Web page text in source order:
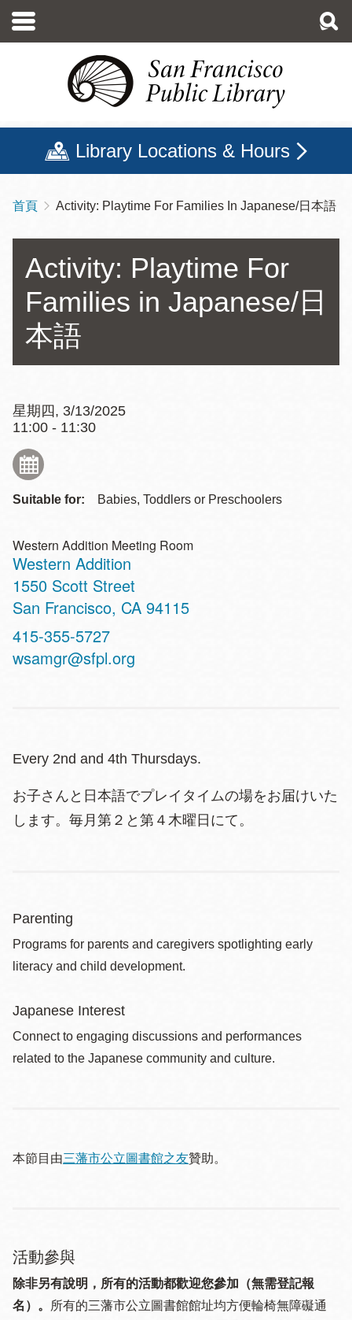
至
Library Locations & Hours
導
航
連
結
首頁 Activity: Playtime For Families In Japanese/日本語
Activity: Playtime For
Families in Japanese/日
本語
星期四, 3/13/2025
11:00 - 11:30
Suitable for: Babies, Toddlers or Preschoolers
Western Addition Meeting Room
Western Addition
Address
1550 Scott Street
San Francisco, CA 94115
Contact
Telephone
415-355-5727
wsamgr@sfpl.org
Every 2nd and 4th Thursdays.
お子さんと日本語でプレイタイムの場をお届けいた
します。毎月第２と第４木曜日にて。
Parenting
Programs for parents and caregivers spotlighting early
literacy and child development.
Japanese Interest
Connect to engaging discussions and performances
related to the Japanese community and culture.
本節目由三藩市公立圖書館之友贊助。
活動參與
除非另有說明，所有的活動都歡迎您參加（無需登記報
名）。
所有的三藩市公立圖書館館址均方便輪椅無障礙通